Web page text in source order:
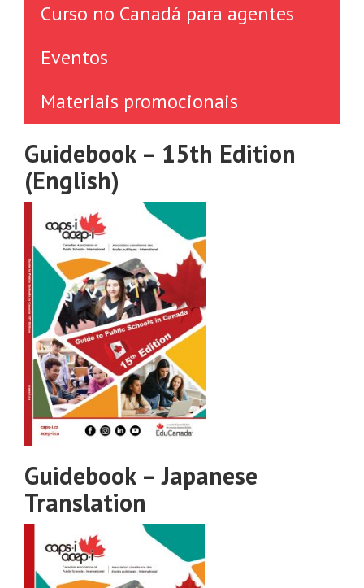
Curso no Canadá para agentes
Eventos
Materiais promocionais
Guidebook – 15th Edition
(English)
Guidebook – Japanese
Translation